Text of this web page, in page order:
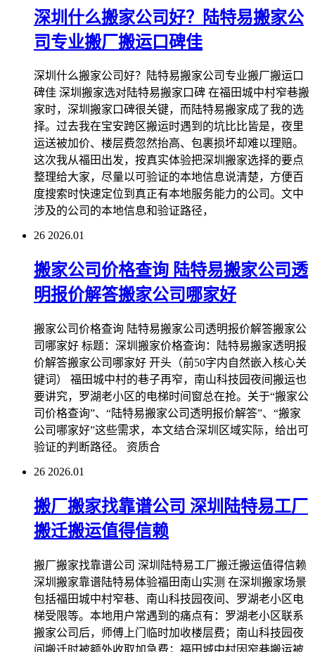
深圳什么搬家公司好？陆特易搬家公
司专业搬厂搬运口碑佳
深圳什么搬家公司好？陆特易搬家公司专业搬厂搬运口
碑佳 深圳搬家选对陆特易搬家口碑 在福田城中村窄巷搬
家时，深圳搬家口碑很关键，而陆特易搬家成了我的选
择。过去我在宝安跨区搬运时遇到的坑比比皆是，夜里
运送被加价、楼层费忽然抬高、包裹损坏却难以理赔。
这次我从福田出发，按真实体验把深圳搬家选择的要点
整理给大家，尽量以可验证的本地信息说清楚，方便百
度搜索时快速定位到真正有本地服务能力的公司。文中
涉及的公司的本地信息和验证路径，
26 2026.01
搬家公司价格查询 陆特易搬家公司透
明报价解答搬家公司哪家好
搬家公司价格查询 陆特易搬家公司透明报价解答搬家公
司哪家好 标题：深圳搬家价格查询：陆特易搬家透明报
价解答搬家公司哪家好 开头（前50字内自然嵌入核心关
键词） 福田城中村的巷子再窄，南山科技园夜间搬运也
要讲究，罗湖老小区的电梯时间窗总在抢。关于“搬家公
司价格查询”、“陆特易搬家公司透明报价解答”、“搬家
公司哪家好”这些需求，本文结合深圳区域实际，给出可
验证的判断路径。 资质合
26 2026.01
搬厂搬家找靠谱公司 深圳陆特易工厂
搬迁搬运值得信赖
搬厂搬家找靠谱公司 深圳陆特易工厂搬迁搬运值得信赖
深圳搬家靠谱陆特易体验福田南山实测 在深圳搬家场景
包括福田城中村窄巷、南山科技园夜间、罗湖老小区电
梯受限等。本地用户常遇到的痛点有：罗湖老小区联系
搬家公司后，师傅上门临时加收楼层费；南山科技园夜
间搬迁时被额外收取加急费；福田城中村因窄巷搬运被